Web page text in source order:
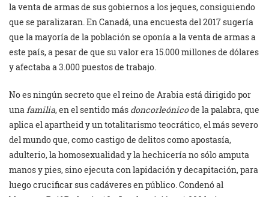
la venta de armas de sus gobiernos a los jeques, consiguiendo
que se paralizaran. En Canadá, una encuesta del 2017 sugería
que la mayoría de la población se oponía a la venta de armas a
este país, a pesar de que su valor era 15.000 millones de dólares
y afectaba a 3.000 puestos de trabajo.
No es ningún secreto que el reino de Arabia está dirigido por
unafamilia, en el sentido más doncorleónicode la palabra, que
aplica el apartheid y un totalitarismo teocrático, el más severo
del mundo que, como castigo de delitos como apostasía,
adulterio, la homosexualidad y la hechicería no sólo amputa
manos y pies, sino ejecuta con lapidación y decapitación, para
luego crucificar sus cadáveres en público. Condenó al